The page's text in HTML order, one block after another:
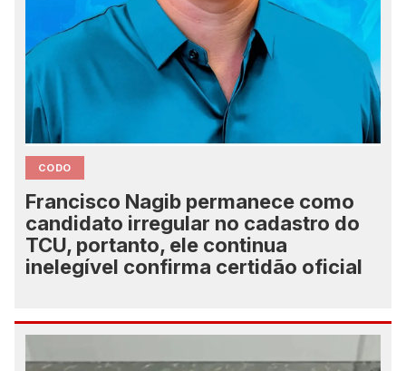
CODO
Francisco Nagib permanece como
candidato irregular no cadastro do
TCU, portanto, ele continua
inelegível confirma certidão oficial